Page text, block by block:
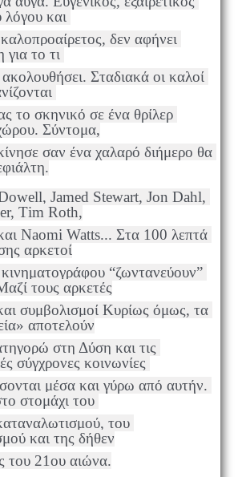
λόγου και
δεν αφήνει
για το τι
Σταδιακά οι καλοί
το σκηνικό σε ένα θρίλερ
Σύντομα,
Jamed Stewart, Jon Dahl,
Τim Roth,
αρκετοί
τους αρκετές
αποτελούν
σύγχρονες κοινωνίες
μέσα και γύρω από αυτήν.
στομάχι του
του
και της δήθεν
του 21ου αιώνα.